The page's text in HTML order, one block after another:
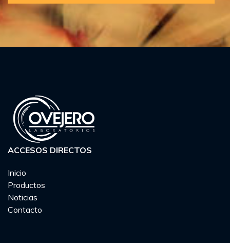
ACCESOS DIRECTOS
Inicio
Productos
Noticias
Contacto